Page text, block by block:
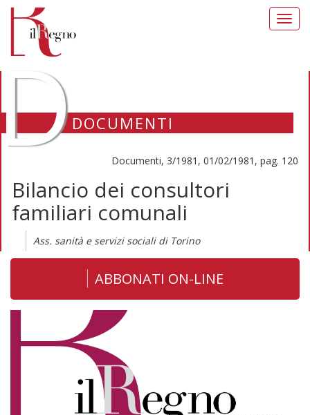
DOCUMENTI
Documenti, 3/1981, 01/02/1981, pag. 120
Bilancio dei consultori
familiari comunali
Ass. sanità e servizi sociali di Torino
ABBONATI ON-LINE